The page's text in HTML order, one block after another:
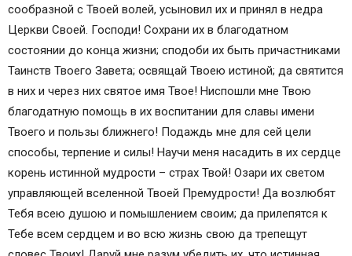
сообразной с Твоей волей, усыновил их и принял в недра
Церкви Своей. Господи! Сохрани их в благодатном
состоянии до конца жизни; сподоби их быть причастниками
Таинств Твоего Завета; освящай Твоею истиной; да святится
в них и через них святое имя Твое! Ниспошли мне Твою
благодатную помощь в их воспитании для славы имени
Твоего и пользы ближнего! Подаждь мне для сей цели
способы, терпение и силы! Научи меня насадить в их сердце
корень истинной мудрости – страх Твой! Озари их светом
управляющей вселенной Твоей Премудрости! Да возлюбят
Тебя всею душою и помышлением своим; да прилепятся к
Тебе всем сердцем и во всю жизнь свою да трепещут